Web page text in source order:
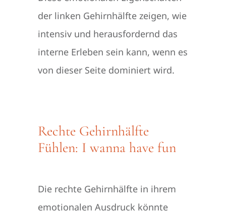
der linken Gehirnhälfte zeigen, wie
intensiv und herausfordernd das
interne Erleben sein kann, wenn es
von dieser Seite dominiert wird.
Rechte Gehirnhälfte
Fühlen: I wanna have fun
Die rechte Gehirnhälfte in ihrem
emotionalen Ausdruck könnte